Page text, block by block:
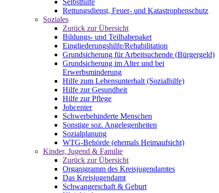
Rettungsdienst, Feuer- und Katastrophenschutz
Soziales
Zurück zur Übersicht
Bildungs- und Teilhabepaket
Eingliederungshilfe/Rehabilitation
Grundsicherung für Arbeitsuchende (Bürgergeld)
Grundsicherung im Alter und bei
Erwerbsminderung
Hilfe zum Lebensunterhalt (Sozialhilfe)
Hilfe zur Gesundheit
Hilfe zur Pflege
Jobcenter
Schwerbehinderte Menschen
Sonstige soz. Angelegenheiten
Sozialplanung
WTG-Behörde (ehemals Heimaufsicht)
Kinder, Jugend & Familie
Zurück zur Übersicht
Organigramm des Kreisjugendamtes
Das Kreisjugendamt
Schwangerschaft & Geburt